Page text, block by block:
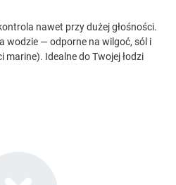
nawet przy dużej głośności.
wodzie — odporne na wilgoć, sól i
Idealne do Twojej łodzi